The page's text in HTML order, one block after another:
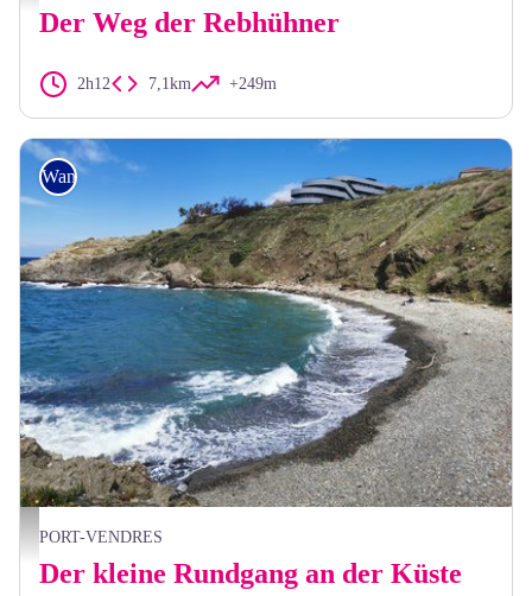
Der Weg der Rebhühner
2h12 7,1km +249m
Elisabeth Coste
Wandern
PORT-VENDRES
Der kleine Rundgang an der Küste